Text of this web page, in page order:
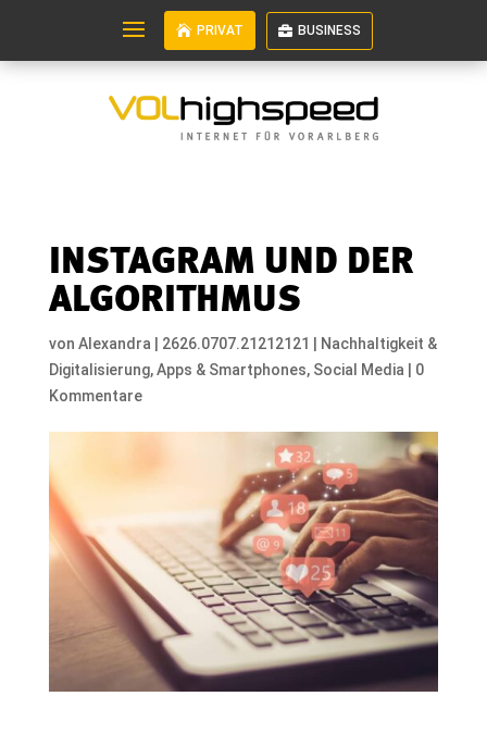
PRIVAT BUSINESS
INSTAGRAM UND DER
ALGORITHMUS
von Alexandra 2626.0707.21212121
Nachhaltigkeit &
Digitalisierung,Apps & Smartphones, Social Media
0
Kommentare